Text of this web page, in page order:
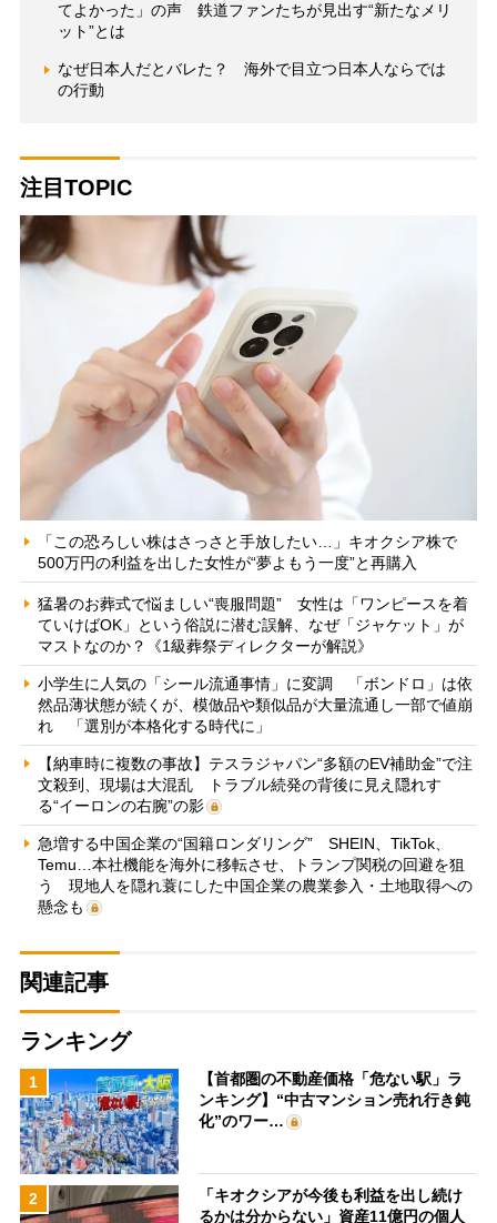
てよかった」の声 鉄道ファンたちが見出す“新たなメリ
ット”とは
なぜ日本人だとバレた？ 海外で目立つ日本人ならでは
の行動
注目TOPIC
「この恐ろしい株はさっさと手放したい…」キオクシア株で
500万円の利益を出した女性が“夢よもう一度”と再購入
猛暑のお葬式で悩ましい“喪服問題” 女性は「ワンピースを着
ていけばOK」という俗説に潜む誤解、なぜ「ジャケット」が
マストなのか？《1級葬祭ディレクターが解説》
小学生に人気の「シール流通事情」に変調 「ボンドロ」は依
然品薄状態が続くが、模倣品や類似品が大量流通し一部で値崩
れ 「選別が本格化する時代に」
【納車時に複数の事故】テスラジャパン“多額のEV補助金”で注
文殺到、現場は大混乱 トラブル続発の背後に見え隠れす
る“イーロンの右腕”の影
急増する中国企業の“国籍ロンダリング” SHEIN、TikTok、
Temu…本社機能を海外に移転させ、トランプ関税の回避を狙
う 現地人を隠れ蓑にした中国企業の農業参入・土地取得への
懸念も
関連記事
ランキング
1
【首都圏の不動産価格「危ない駅」ラ
ンキング】“中古マンション売れ行き鈍
化”のワー…
2
「キオクシアが今後も利益を出し続け
るかは分からない」資産11億円の個人